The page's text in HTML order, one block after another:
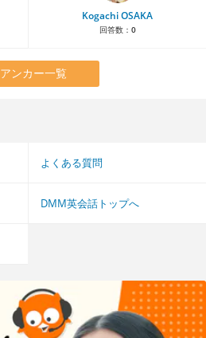
Kogachi OSAKA
回答数： 0
アンカー一覧
よくある質問
DMM英会話トップへ